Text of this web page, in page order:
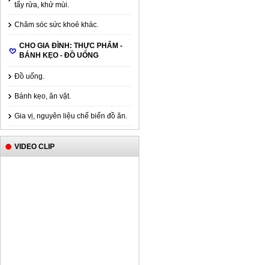
tẩy rửa, khử mùi.
Chăm sóc sức khoẻ khác.
CHO GIA ĐÌNH: THỰC PHẨM -
BÁNH KẸO - ĐỒ UỐNG
Đồ uống.
Bánh kẹo, ăn vặt.
Gia vị, nguyên liệu chế biến đồ ăn.
VIDEO CLIP